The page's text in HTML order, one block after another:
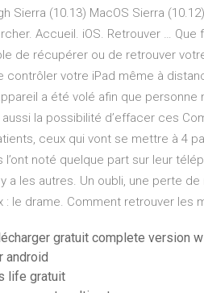
Sierra (10.13) MacOS Sierra
Accueil. iOS. Retrouver …
de récupérer ou de retrouver
contrôler votre iPad même à
a été volé afin que personne
la possibilité d’effacer ces
ceux qui vont se mettre à 4
noté quelque part sur leur
a les autres. Un oubli, une perte
: le drame. Comment retrouver les
gratuit complete version
android
life gratuit